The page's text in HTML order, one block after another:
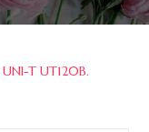
T UT120B.